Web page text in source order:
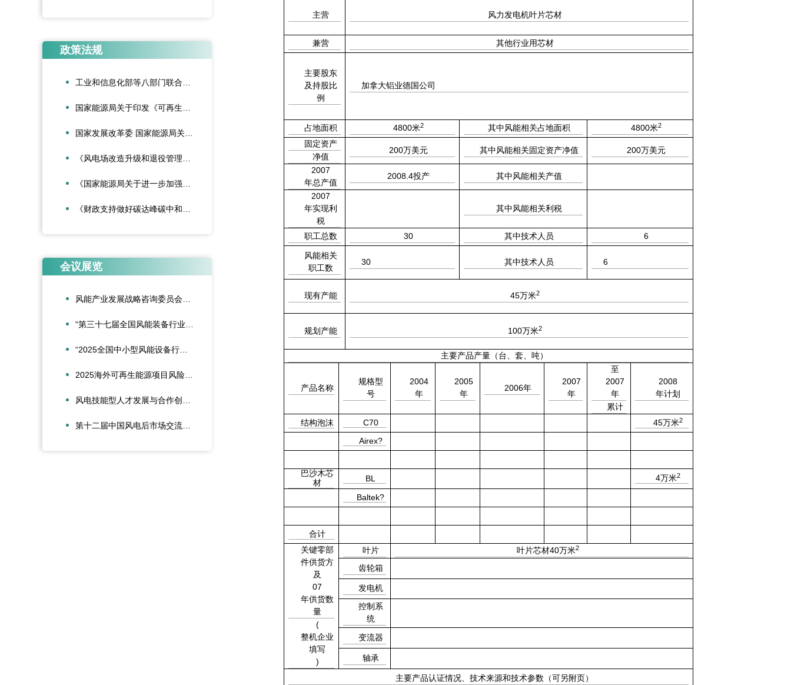
政策法规
会议展览
主营 风力发电机叶片芯材
兼营 其他行业用芯材
主要股东
及持股比
例
加拿大铝业德国公司
占地面积 4800米2 其中风能相关占地面积 4800米2
固定资产
净值
200万美元 其中风能相关固定资产净值 200万美元
2007
年总产值
2008.4投产 其中风能相关产值
2007
年实现利
税
其中风能相关利税
职工总数 30 其中技术人员 6
风能相关
职工数
30 其中技术人员 6
现有产能 45万米2
规划产能 100万米2
主要产品产量（台、套、吨）
产品名称
规格型
号
2004
年
2005
年
2006年
2007
年
至
2007
年
累计
2008
年计划
结构泡沫 C70 45万米2
Airex?
巴沙木芯
材
BL 4万米2
Baltek?
合计
关键零部
件供货方
及
07
年供货数
量
(
整机企业
填写
)
叶片 叶片芯材40万米2
齿轮箱
发电机
控制系
统
变流器
轴承
主要产品认证情况、技术来源和技术参数（可另附页）